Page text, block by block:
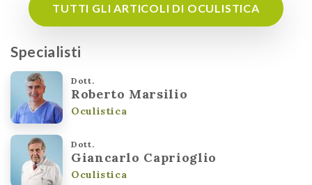
TUTTI GLI ARTICOLI DI OCULISTICA
Specialisti
Dott.
Roberto Marsilio
Oculistica
Dott.
Giancarlo Caprioglio
Oculistica